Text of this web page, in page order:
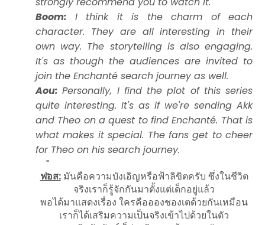
Boom: I think it is the charm of each
character. They are all interesting in their
own way. The storytelling is also engaging.
It's as though the audiences are invited to
join the Enchanté search journey as well.
Aou:Personally, I find the plot of this series
quite interesting. It's as if we're sending Akk
and Theo on a quest to find Enchanté. That is
what makes it special. The fans get to cheer
for Theo on his search journey.
ฟอส:มันคือความบังเอิญหรือฟ้าลิขิตครับ ซึ่งในชีวิต
จริงเราก็รู้จักกันมาตั้งแต่เด็กอยู่แล้ว
พอได้มาแสดงเรื่อง ใครคืออองชองเตด้วยกันเหมือน
เราก็ได้เสริมความเป็นจริงเข้าไปด้วยในตัว